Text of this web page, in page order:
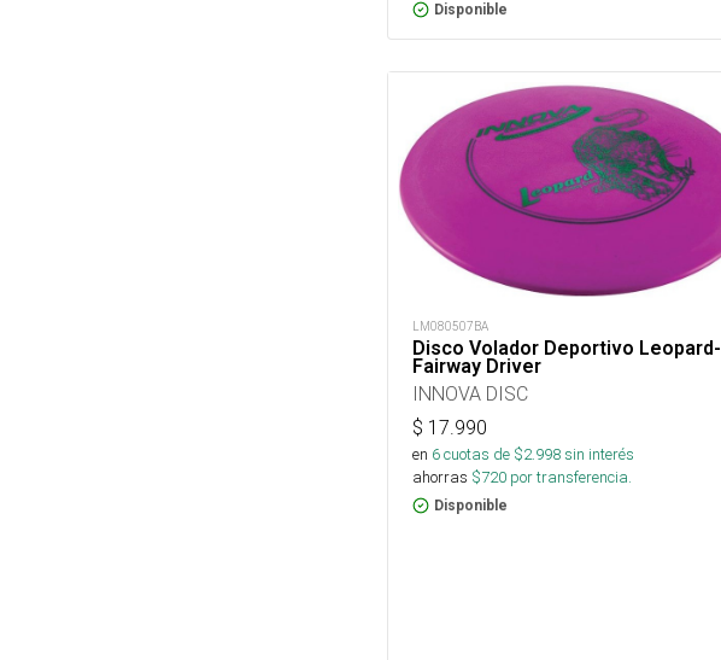
Disponible
LM080507BA
Disco Volador Deportivo Leopard-
Fairway Driver
INNOVA DISC
$ 17.990
en 6cuotas de $2.998sin interés
ahorras $720 por transferencia.
Disponible